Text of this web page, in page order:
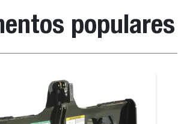
populares